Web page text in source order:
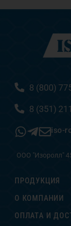
8 (800)
8 (351)
iso-
ООО "Изоролл"
ПРОДУКЦИЯ
О КОМПАНИИ
ОПЛАТА И